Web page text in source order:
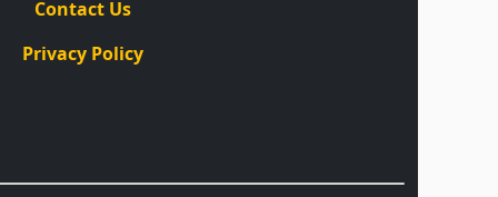
Contact Us
Privacy Policy